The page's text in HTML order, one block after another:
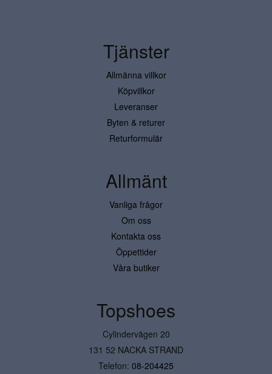
Tjänster
Allmänna villkor
Köpvillkor
Leveranser
Byten & returer
Returformulär
Allmänt
Vanliga frågor
Om oss
Kontakta oss
Öppettider
Våra butiker
Topshoes
Cylindervägen 20
131 52 NACKA STRAND
Telefon: 08-204425